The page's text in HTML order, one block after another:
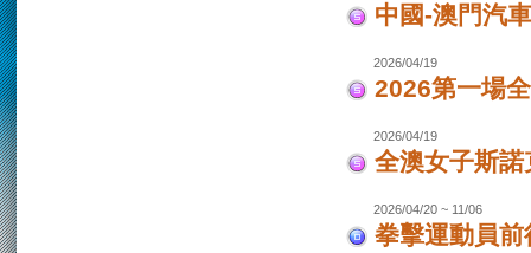
中國-澳門汽
2026/04/19
2026第一場
2026/04/19
全澳女子斯諾
2026/04/20 ~ 11/06
拳擊運動員